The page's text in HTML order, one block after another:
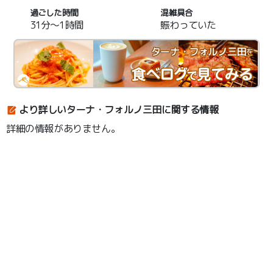
過ごした時間
31分～1時間
混雑具合
賑わっていた
ターナ・フォルノ三田を
より詳しいターナ・フォルノ三田に関する情報
詳細の情報がありません。